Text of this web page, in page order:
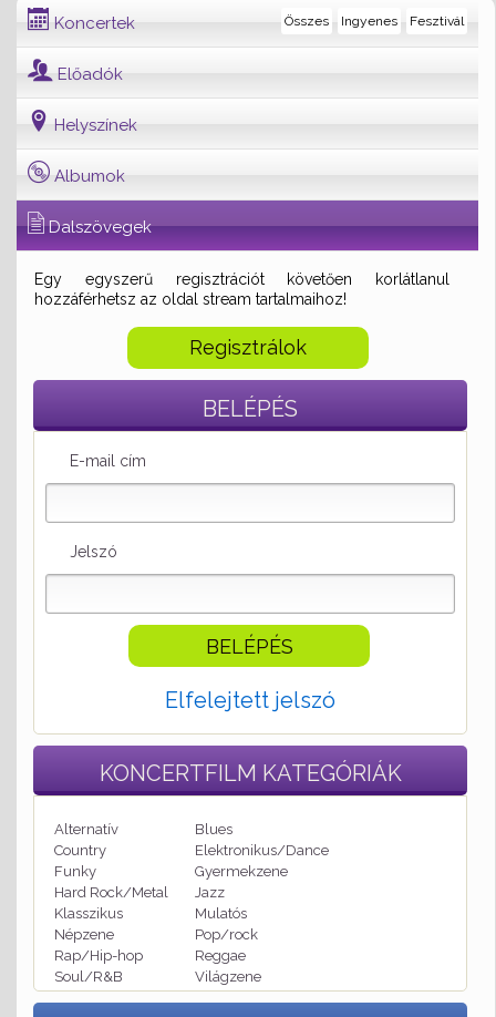
Koncertek Fesztivál
Ingyenes
Összes
Előadók
Helyszínek
Albumok
Dalszövegek
Egy egyszerű regisztrációt követően korlátlanul
hozzáférhetsz az oldal stream tartalmaihoz!
Regisztrálok
BELÉPÉS
E-mail cím
Jelszó
Elfelejtett jelszó
KONCERTFILM KATEGÓRIÁK
Alternatív
Blues
Country
Elektronikus/Dance
Funky
Gyermekzene
Hard Rock/Metal
Jazz
Klasszikus
Mulatós
Népzene
Pop/rock
Rap/Hip-hop
Reggae
Soul/R&B
Világzene